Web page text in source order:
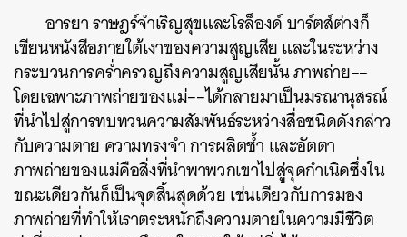
อารยา ราษฎร์จำเริญสุขและโรล็องด์ บาร์ตส์ต่างก็
เขียนหนังสือภายใต้เงาของความสูญเสีย และในระหว่าง
กระบวนการคร่ำครวญถึงความสูญเสียนั้น ภาพถ่าย––
โดยเฉพาะภาพถ่ายของแม่––ได้กลายมาเป็นมรณานุสรณ์
ที่นำไปสู่การทบทวนความสัมพันธ์ระหว่างสื่อชนิดดังกล่าว
กับความตาย ความทรงจำ การผลิตซ้ำ และอัตตา
ภาพถ่ายของแม่คือสิ่งที่นำพาพวกเขาไปสู่จุดกำเนิดซึ่งใน
ขณะเดียวกันก็เป็นจุดสิ้นสุดด้วยเช่นเดียวกับการมอง
ภาพถ่ายที่ทำให้เราตระหนักถึงความตายในความมีชีวิต